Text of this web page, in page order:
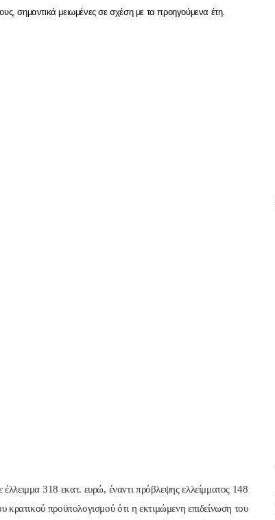
σημαντικά μειωμένες σε σχέση με τα προηγούμενα έτη.
318 εκατ. ευρώ, έναντι πρόβλεψης ελλείμματος 148
κρατικού προϋπολογισμού ότι η εκτιμώμενη επιδείνωση του